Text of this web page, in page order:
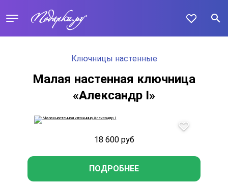
Ключницы настенные
Малая настенная ключница
«Александр I»
18 600 руб
ПОДРОБНЕЕ